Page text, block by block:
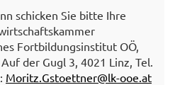
schicken Sie bitte Ihre
Fortbildungsinstitut OÖ,
der Gugl 3, 4021 Linz, Tel.
Moritz.Gstoettner@lk-ooe.at